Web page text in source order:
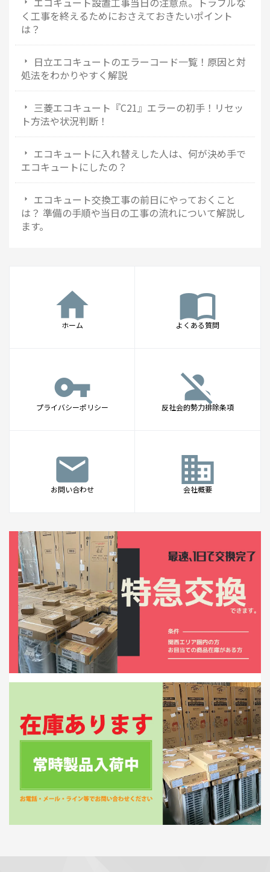
く工事を終えるためにおさえておきたいポイント
は？
日立エコキュートのエラーコード一覧！原因と対
処法をわかりやすく解説
三菱エコキュート『C21』エラーの初手！リセッ
ト方法や状況判断！
エコキュートに入れ替えした人は、何が決め手で
エコキュートにしたの？
エコキュート交換工事の前日にやっておくこと
は？ 準備の手順や当日の工事の流れについて解説し
ます。
home
ホーム
import_contacts
よくある質問
vpn_key
プライバシーポリシー
person_off
反社会的勢力排除条項
mail
お問い合わせ
business
会社概要